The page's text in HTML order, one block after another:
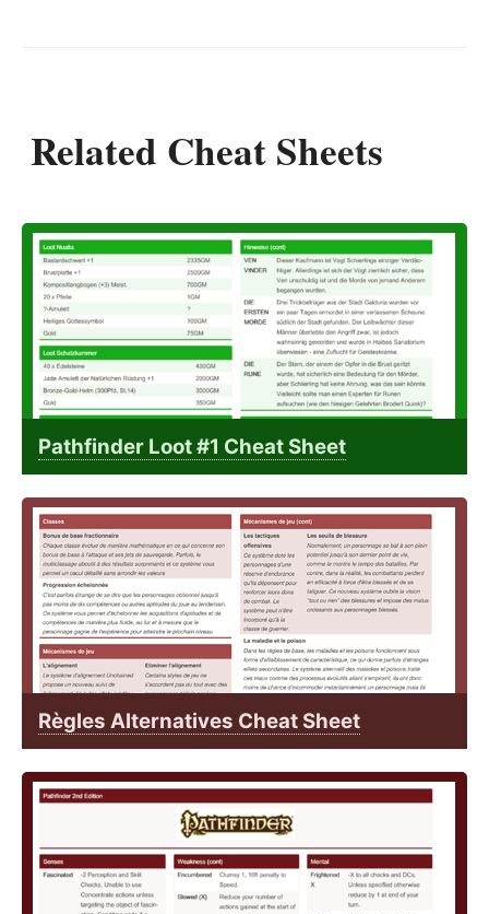
Related Cheat Sheets
Pathfinder Loot #1 Cheat Sheet
Règles Alternatives Cheat Sheet